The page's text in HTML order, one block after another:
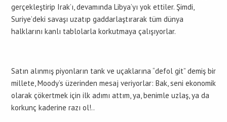
gerçekleştirip Irak’ı, devamında Libya’yı yok ettiler. Şimdi,
Suriye’deki savaşı uzatıp gaddarlaştırarak tüm dünya
halklarını kanlı tablolarla korkutmaya çalışıyorlar.
Satın alınmış piyonların tank ve uçaklarına “defol git” demiş bir
millete, Moody’s üzerinden mesaj veriyorlar: Bak, seni ekonomik
olarak çökertmek için ilk adımı attım, ya, benimle uzlaş, ya da
korkunç kaderine razı ol!..